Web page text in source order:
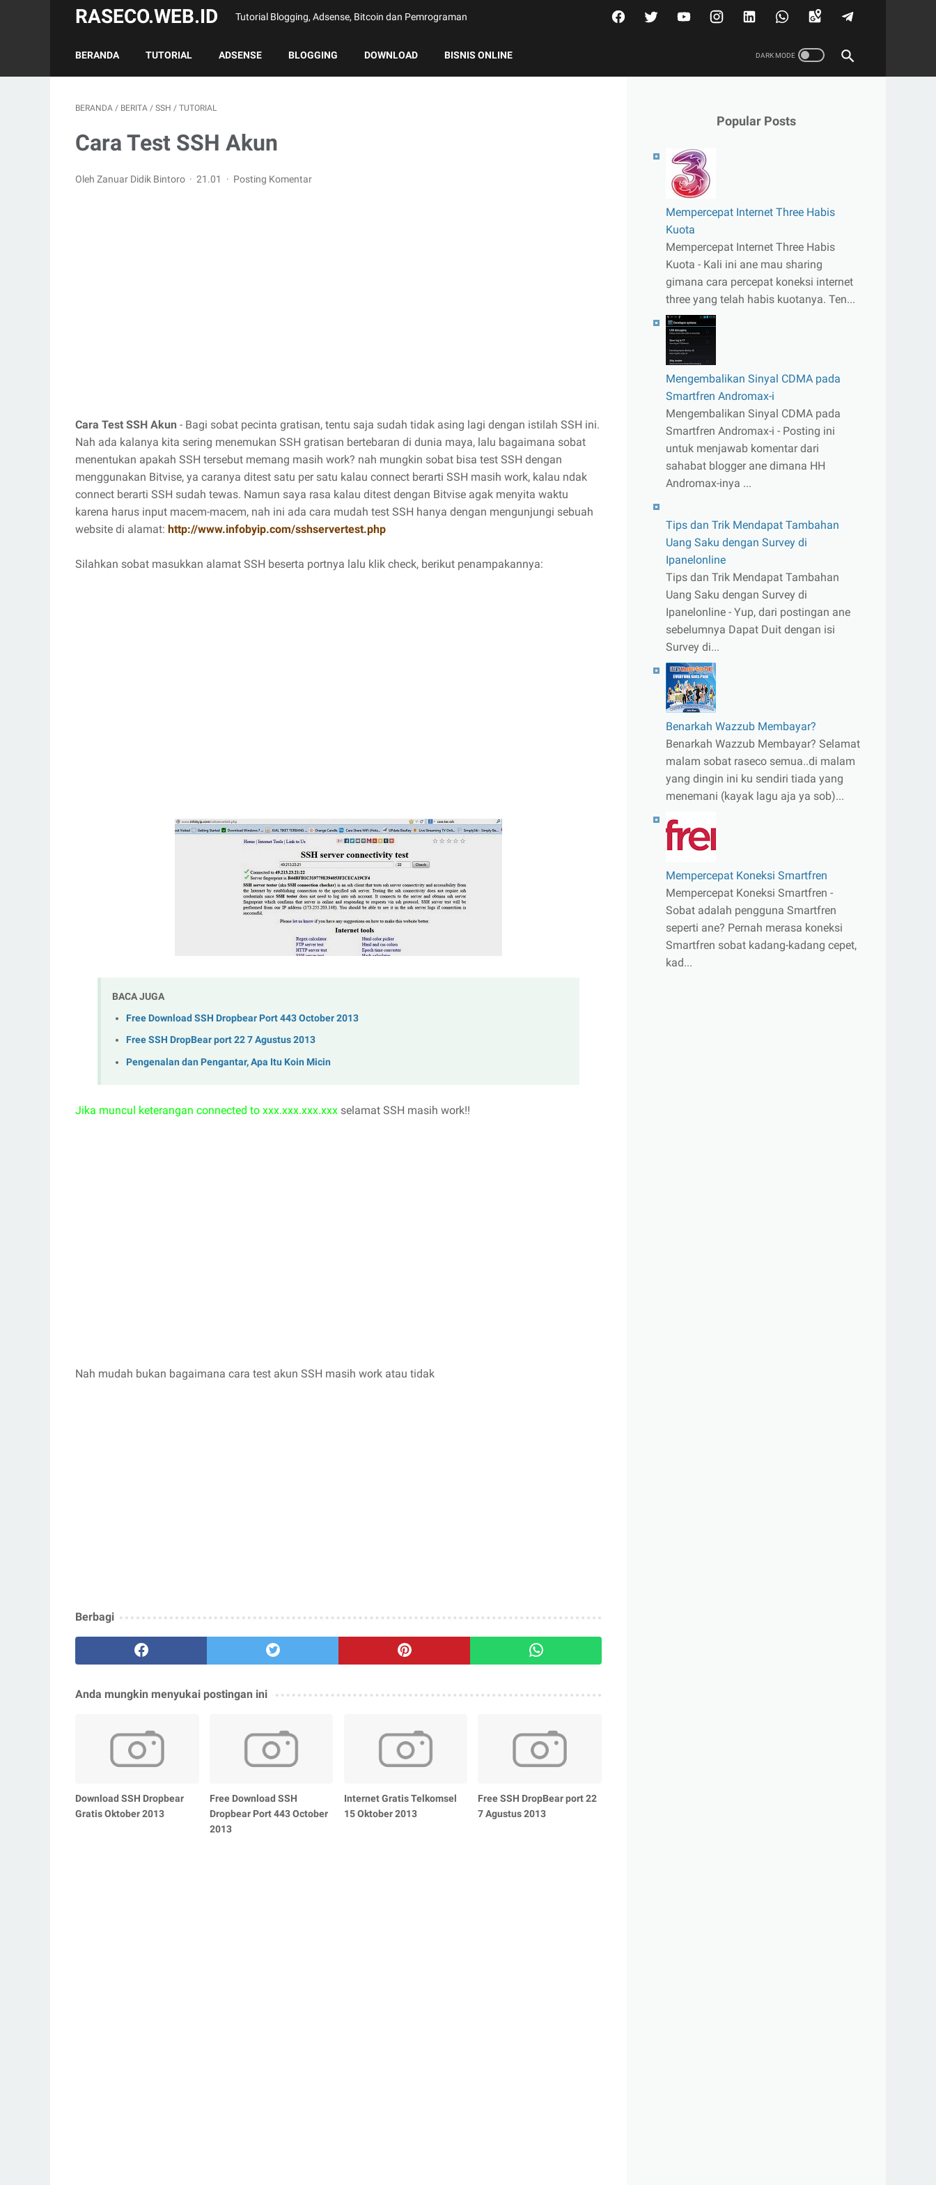
RASECO.WEB.ID Tutorial Blogging, Adsense, Bitcoin dan Pemrograman
BERANDA TUTORIAL ADSENSE BLOGGING DOWNLOAD BISNIS ONLINE
BERANDA / BERITA / SSH / TUTORIAL
Cara Test SSH Akun
Oleh Zanuar Didik Bintoro 21.01 Posting Komentar
Cara Test SSH Akun - Bagi sobat pecinta gratisan, tentu saja sudah tidak asing lagi dengan istilah SSH ini.
Nah ada kalanya kita sering menemukan SSH gratisan bertebaran di dunia maya, lalu bagaimana sobat
menentukan apakah SSH tersebut memang masih work? nah mungkin sobat bisa test SSH dengan
menggunakan Bitvise, ya caranya ditest satu per satu kalau connect berarti SSH masih work, kalau ndak
connect berarti SSH sudah tewas. Namun saya rasa kalau ditest dengan Bitvise agak menyita waktu
karena harus input macem-macem, nah ini ada cara mudah test SSH hanya dengan mengunjungi sebuah
website di alamat: http://www.infobyip.com/sshservertest.php
Silahkan sobat masukkan alamat SSH beserta portnya lalu klik check, berikut penampakannya:
BACA JUGA
Free Download SSH Dropbear Port 443 October 2013
Free SSH DropBear port 22 7 Agustus 2013
Pengenalan dan Pengantar, Apa Itu Koin Micin
Jika muncul keterangan connected to xxx.xxx.xxx.xxx selamat SSH masih work!!
Nah mudah bukan bagaimana cara test akun SSH masih work atau tidak
Berbagi
Anda mungkin menyukai postingan ini
Download SSH Dropbear
Gratis Oktober 2013
Free Download SSH
Dropbear Port 443 October
2013
Internet Gratis Telkomsel
15 Oktober 2013
Free SSH DropBear port 22
7 Agustus 2013
Popular Posts
Mempercepat Internet Three Habis
Kuota
Mempercepat Internet Three Habis
Kuota - Kali ini ane mau sharing
gimana cara percepat koneksi internet
three yang telah habis kuotanya. Ten...
Mengembalikan Sinyal CDMA pada
Smartfren Andromax-i
Mengembalikan Sinyal CDMA pada
Smartfren Andromax-i - Posting ini
untuk menjawab komentar dari
sahabat blogger ane dimana HH
Andromax-inya ...
Tips dan Trik Mendapat Tambahan
Uang Saku dengan Survey di
Ipanelonline
Tips dan Trik Mendapat Tambahan
Uang Saku dengan Survey di
Ipanelonline - Yup, dari postingan ane
sebelumnya Dapat Duit dengan isi
Survey di...
Benarkah Wazzub Membayar?
Benarkah Wazzub Membayar? Selamat
malam sobat raseco semua..di malam
yang dingin ini ku sendiri tiada yang
menemani (kayak lagu aja ya sob)...
Mempercepat Koneksi Smartfren
Mempercepat Koneksi Smartfren -
Sobat adalah pengguna Smartfren
seperti ane? Pernah merasa koneksi
Smartfren sobat kadang-kadang cepet,
kad...